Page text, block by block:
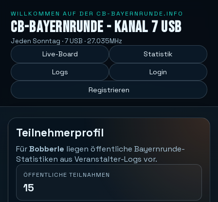
WILLKOMMEN AUF DER CB-BAYERNRUNDE.INFO
CB-Bayernrunde - Kanal 7 USB
Jeden Sonntag · 7 USB · 27.035MHz
Live-Board Statistik
Logs Login
Registrieren
Teilnehmerprofil
FürBobberle liegen öffentliche Bayernrunde-
Statistiken aus Veranstalter-Logs vor.
ÖFFENTLICHE TEILNAHMEN
15